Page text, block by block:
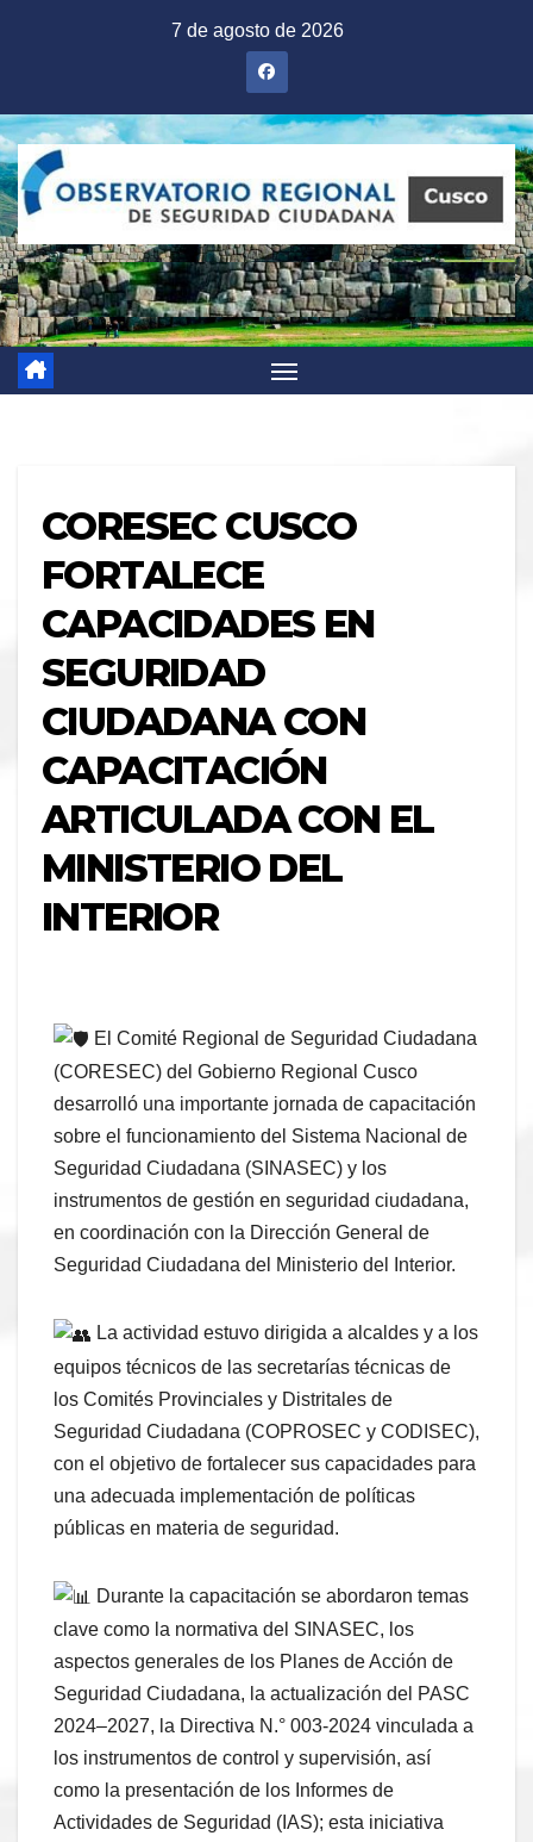
7 de agosto de 2026
CORESEC CUSCO
FORTALECE
CAPACIDADES EN
SEGURIDAD
CIUDADANA CON
CAPACITACIÓN
ARTICULADA CON EL
MINISTERIO DEL
INTERIOR
El Comité Regional de Seguridad Ciudadana
(CORESEC) del Gobierno Regional Cusco
desarrolló una importante jornada de capacitación
sobre el funcionamiento del Sistema Nacional de
Seguridad Ciudadana (SINASEC) y los
instrumentos de gestión en seguridad ciudadana,
en coordinación con la Dirección General de
Seguridad Ciudadana del Ministerio del Interior.
La actividad estuvo dirigida a alcaldes y a los
equipos técnicos de las secretarías técnicas de
los Comités Provinciales y Distritales de
Seguridad Ciudadana (COPROSEC y CODISEC),
con el objetivo de fortalecer sus capacidades para
una adecuada implementación de políticas
públicas en materia de seguridad.
Durante la capacitación se abordaron temas
clave como la normativa del SINASEC, los
aspectos generales de los Planes de Acción de
Seguridad Ciudadana, la actualización del PASC
2024–2027, la Directiva N.° 003-2024 vinculada a
los instrumentos de control y supervisión, así
como la presentación de los Informes de
Actividades de Seguridad (IAS); esta iniciativa